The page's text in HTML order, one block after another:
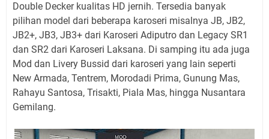
Double Decker kualitas HD jernih. Tersedia banyak
pilihan model dari beberapa karoseri misalnya JB, JB2,
JB2+, JB3, JB3+ dari Karoseri Adiputro dan Legacy SR1
dan SR2 dari Karoseri Laksana. Di samping itu ada juga
Mod dan Livery Bussid dari karoseri yang lain seperti
New Armada, Tentrem, Morodadi Prima, Gunung Mas,
Rahayu Santosa, Trisakti, Piala Mas, hingga Nusantara
Gemilang.